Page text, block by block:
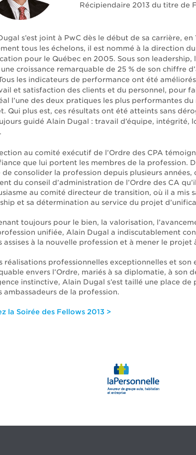
Récipiendaire 2013 du titre de
s’est joint à PwC dès le début de sa carrière, en
tous les échelons, il est nommé à la direction
pour le Québec en 2005. Sous son leadership,
croissance remarquable de 25 % de son chiffre
les indicateurs de performance ont été
et satisfaction des clients et du personnel, pour
l’une des deux pratiques les plus performantes du
Qui plus est, ces résultats ont été atteints sans
guidé Alain Dugal : travail d’équipe, intégrité,
au comité exécutif de l’Ordre des CPA
que lui portent les membres de la profession.
de consolider la profession depuis plusieurs années,
du conseil d’administration de l’Ordre des CA
au comité directeur de transition, où il a mis
et sa détermination au service du projet
toujours pour le bien, la valorisation,
unifiée, Alain Dugal a indiscutablement
assises à la nouvelle profession et à mener le projet
réalisations professionnelles exceptionnelles et son
envers l’Ordre, mariés à sa diplomatie, à son
instinctive, Alain Dugal s’est taillé une place de
ambassadeurs de la profession.
la Soirée des Fellows 2013 >